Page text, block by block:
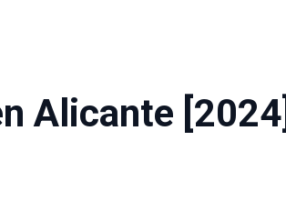
Alicante [2024]